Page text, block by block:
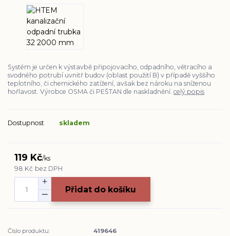
Systém je určen k výstavbě připojovacího, odpadního, větracího a
svodného potrubí uvnitř budov (oblast použití B) v případě vyššího
teplotního, či chemického zatížení, avšak bez nároku na sníženou
hořlavost. Výrobce OSMA či PEŠTAN dle naskladnění. celý popis
Dostupnost skladem
119 Kč/ks
98 Kč bez DPH
Přidat do košíku
Číslo produktu:
419646